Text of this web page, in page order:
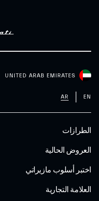
الطرازات
العروض الحالية
اختبر أسلوب مازیراتي
العلامة التجارية
UNITED ARAB EMIRATES
EN
AR